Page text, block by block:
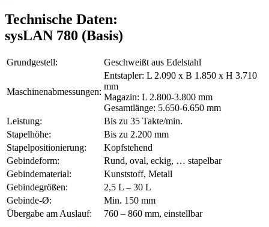
Technische Daten:
sysLAN 780 (Basis)
Grundgestell: Geschweißt aus Edelstahl
Maschinenabmessungen:
Entstapler: L 2.090 x B 1.850 x H 3.710
mm
Magazin: L 2.800-3.800 mm
Gesamtlänge: 5.650-6.650 mm
Leistung:
Bis zu 35 Takte/min.
Stapelhöhe:
Bis zu 2.200 mm
Stapelpositionierung:
Kopfstehend
Gebindeform:
Rund, oval, eckig, … stapelbar
Gebindematerial:
Kunststoff, Metall
Gebindegrößen:
2,5 L – 30 L
Gebinde-Ø:
Min. 150 mm
Übergabe am Auslauf:
760 – 860 mm, einstellbar